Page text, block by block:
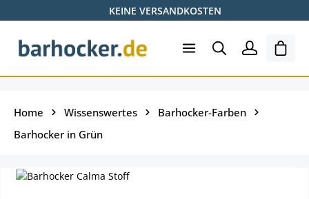
Zum Hauptinhalt springenKEINE VERSANDKOSTEN
Home Wissenswertes
Barhocker-Farben
Barhocker in Grün